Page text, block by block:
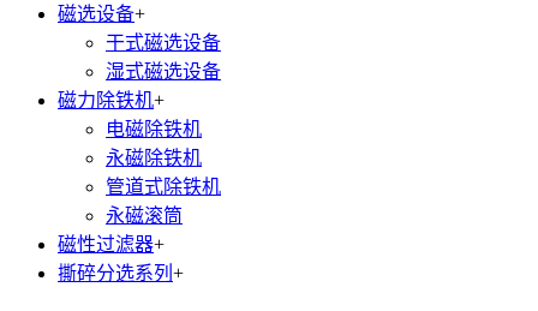
磁选设备+
干式磁选设备
湿式磁选设备
磁力除铁机+
电磁除铁机
永磁除铁机
管道式除铁机
永磁滚筒
磁性过滤器+
撕碎分选系列 +